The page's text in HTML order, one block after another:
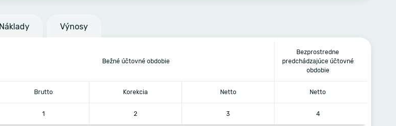
Náklady Výnosy
Bežné účtovné obdobie
Bezprostredne
predchádzajúce účtovné
obdobie
Brutto Korekcia Netto Netto
1 2 3 4